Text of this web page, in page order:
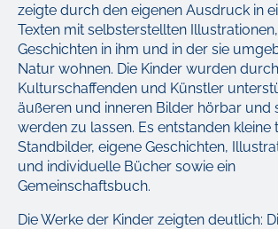
zeigte durch den eigenen Ausdruck in
Texten mit selbsterstellten
Geschichten in ihm und in der sie
Natur wohnen. Die Kinder wurden
Kulturschaffenden und Künstler
äußeren und inneren Bilder hörbar und
werden zu lassen. Es entstanden kleine
Standbilder, eigene Geschichten,
und individuelle Bücher sowie ein
Gemeinschaftsbuch.
Die Werke der Kinder zeigten deutlich: